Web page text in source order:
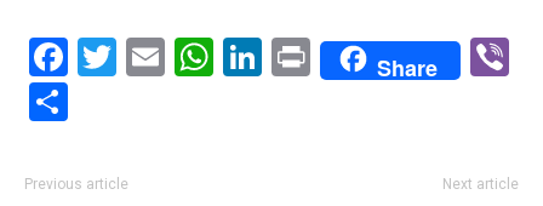
Facebook
Twitter
EmailWhatsApp
LinkedIn
PrintShare
Previous article Next article